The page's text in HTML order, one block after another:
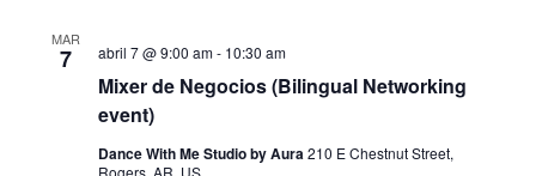
MAR
7
Mixer de Negocios (Bilingual Networking
event)
abril 7 @ 9:00 am- 10:30 am
Dance With Me Studio by Aura210 E Chestnut Street,
Rogers, AR, US